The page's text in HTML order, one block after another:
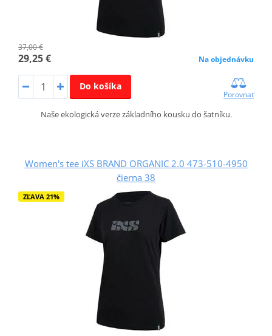
37,00 €
29,25 € Na objednávku
Do košíka
Porovnať
Naše ekologická verze základního kousku do šatníku.
Women's tee iXS BRAND ORGANIC 2.0 473-510-4950
čierna 38
ZĽAVA 21%